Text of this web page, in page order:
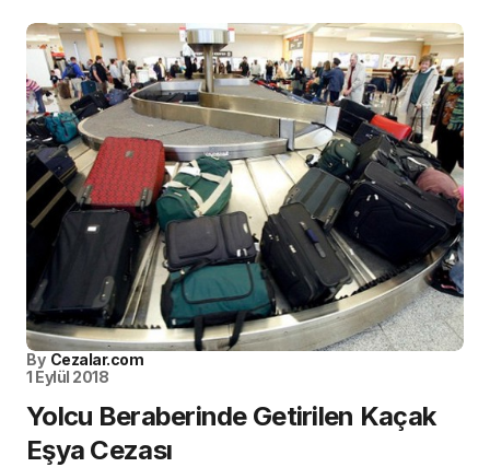
By Cezalar.com
1 Eylül 2018
Yolcu Beraberinde Getirilen Kaçak
Eşya Cezası